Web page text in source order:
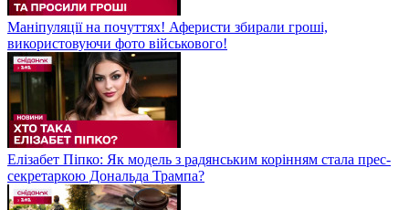
Маніпуляції на почуттях! Аферисти збирали гроші,
використовуючи фото військового!
Елізабет Піпко: Як модель з радянським корінням стала прес-
секретаркою Дональда Трампа?